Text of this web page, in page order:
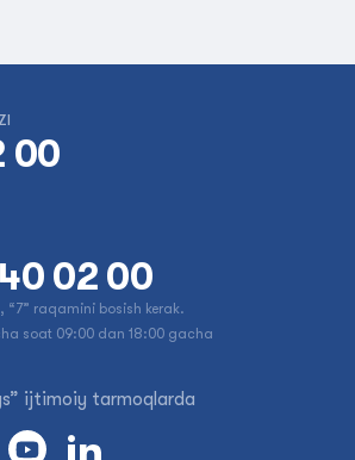
00
02 00
raqamini bosish kerak.
soat 09:00 dan 18:00 gacha
ijtimoiy tarmoqlarda